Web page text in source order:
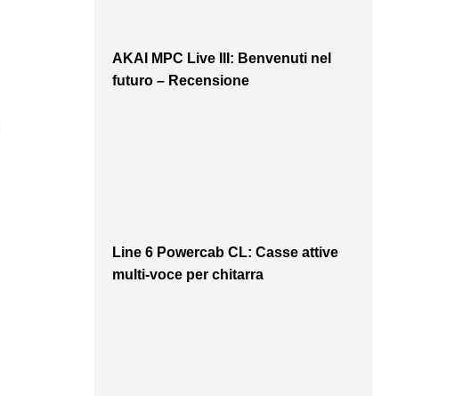
AKAI MPC Live III: Benvenuti nel
futuro – Recensione
Line 6 Powercab CL: Casse attive
multi-voce per chitarra